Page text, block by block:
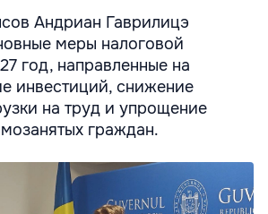
Андриан Гаврилицэ
меры налоговой
год, направленные на
инвестиций, снижение
на труд и упрощение
граждан.